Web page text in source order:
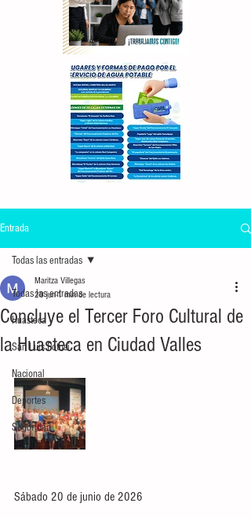
Entrada
Todas las entradas
Huasteca
San Luis Potosí
Nacional
Deportes
Seguridad
Todas las entradas
Concluye el Tercer Foro Cultural de
la Huasteca en Ciudad Valles
Maritza Villegas
20 jun1 min de lectura
Sábado 20 de junio de 2026